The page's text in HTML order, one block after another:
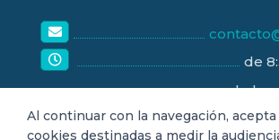
de
de
Al continuar con la navegación, acepta
cookies destinadas a medir la